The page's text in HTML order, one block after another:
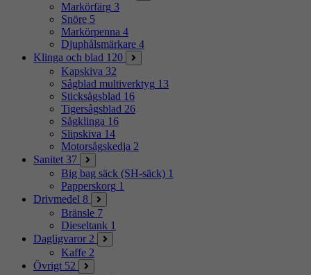
Markörfärg 3
Snöre 5
Markörpenna 4
Djuphålsmärkare 4
Klinga och blad 120
Kapskiva 32
Sågblad multiverktyg 13
Sticksågsblad 16
Tigersågsblad 26
Sågklinga 16
Slipskiva 14
Motorsågskedja 2
Sanitet 37
Big bag säck (SH-säck) 1
Papperskorg 1
Drivmedel 8
Bränsle 7
Dieseltank 1
Dagligvaror 2
Kaffe 2
Övrigt 52